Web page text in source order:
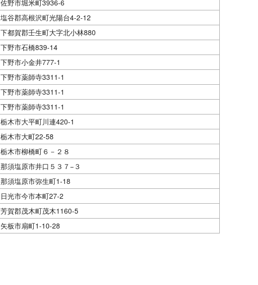
佐野市堀米町3936-6
塩谷郡高根沢町光陽台4-2-12
下都賀郡壬生町大字北小林880
下野市石橋839-14
下野市小金井777-1
下野市薬師寺3311-1
下野市薬師寺3311-1
下野市薬師寺3311-1
栃木市大平町川連420-1
栃木市大町22-58
栃木市柳橋町６－２８
那須塩原市井口５３７−３
那須塩原市弥生町1-18
日光市今市本町27-2
芳賀郡茂木町茂木1160-5
矢板市扇町1-10-28